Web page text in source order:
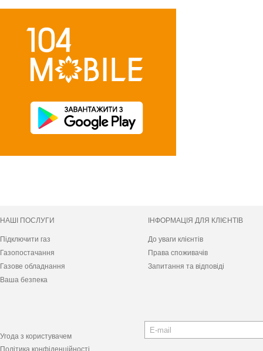
НАШІ ПОСЛУГИ
Підключити газ
Газопостачання
Газове обладнання
Ваша безпека
ІНФОРМАЦІЯ ДЛЯ КЛІЄНТІВ
До уваги клієнтів
Права споживачів
Запитання та відповіді
Угода з користувачем
Політика конфіденційності